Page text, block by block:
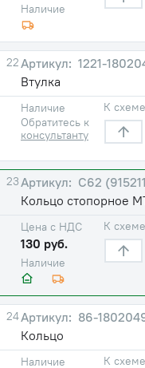
Наличие
22
1221-
Втулка
Наличие
Обратитесь к
консультанту
К схеме
23
С62
Кольцо стопорное
Наличие
Цена с НДС
130 руб.
К схеме
24
86-
Кольцо
Наличие К схеме